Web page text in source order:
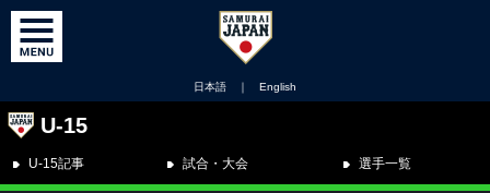
日本語 ｜ English
U-15
U-15記事 試合・大会 選手一覧